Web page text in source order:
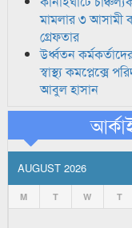
মামলার ৩ আসামী
গ্রেফতার
উর্ধ্বতন
স্বাস্থ্য কমপ্লেক্সে
আবুল হাসান
AUGUST 2026
M T W T